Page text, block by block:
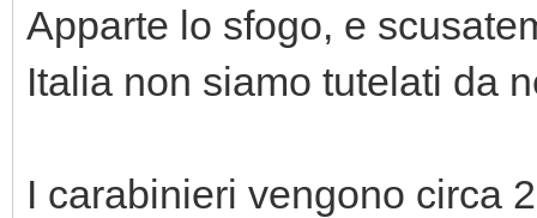
Apparte lo sfogo, e
Italia non siamo tutelati da
I carabinieri vengono circa